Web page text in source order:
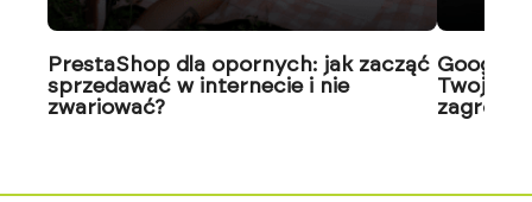
PrestaShop dla opornych: jak zacząć
sprzedawać w internecie i nie
zwariować?
Google
Twoja